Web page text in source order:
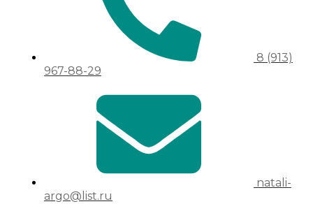
8 (913)
967-88-29
natali-
argo@list.ru